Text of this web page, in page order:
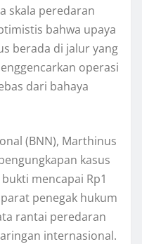
skala peredaran
bahwa upaya
berada di jalur yang
operasi
dari bahaya
(BNN), Marthinus
kasus
mencapai Rp1
penegak hukum
rantai peredaran
internasional.